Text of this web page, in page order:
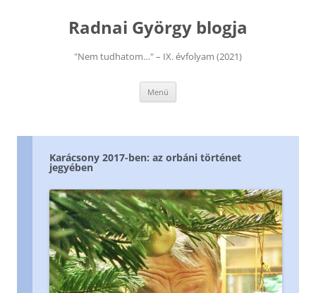
Radnai György blogja
"Nem tudhatom…" – IX. évfolyam (2021)
Menü
Karácsony 2017-ben: az orbáni történet
jegyében